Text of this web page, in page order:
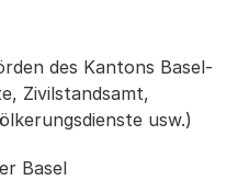
des Kantons Basel-
Zivilstandsamt,
usw.)
Basel